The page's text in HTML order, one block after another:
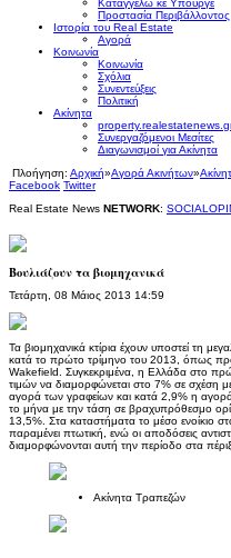
Καταγγέλω κε Υπουργέ
Προστασία Περιβάλλοντος
Ιστορία του Real Estate
Αγορά
Κοινωνία
Κοινωνία
Σχόλια
Συνεντεύξεις
Πολιτική
Ακίνητα
Συνεργαζόμενοι Μεσίτες
Διαγωνισμοί για Ακίνητα
Πλοήγηση: Αρχική»Αγορά Ακινήτων»
Facebook Twitter
Real Estate News NETWORK:
Βουλιάζουν τα βιομηχανικά
Τετάρτη, 08 Μάιος 2013 14:59
Τα βιομηχανικά κτίρια έχουν υποστεί τη
κατά το πρώτο τρίμηνο του 2013, όπως
Wakefield. Συγκεκριμένα, η Ελλάδα στο
τιμών να διαμορφώνεται στο 7% σε σχέση
αγορά των γραφείων και κατά 2,9% η
το μήνα με την τάση σε βραχυπρόθεσμο
13,5%. Στα καταστήματα το μέσο ενοίκιο
παραμένει πτωτική, ενώ οι αποδόσεις
διαμορφώνονται αυτή την περίοδο στα
Ακίνητα Τραπεζών